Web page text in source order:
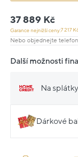
37 889 Kč
Garance nejnižší ceny:7 217
Nebo objednejte
Další možnosti
Na
Dárkové